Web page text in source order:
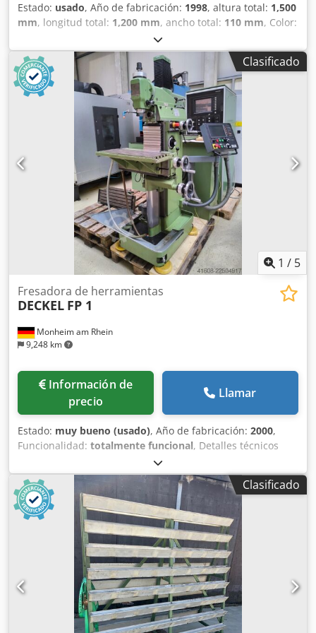
Estado: usado, Año de fabricación: 1998, altura total: 1,500
mm, longitud total: 1,200 mm, ancho total: 110 mm, Color:
Crema Peso en vacío: 750 kg Precio: Consultar - Año de
fabricación: 1998 - Documentación disponible: No -
Marcado CE: Sí - Certificado CE: No - Número de serie:
84915 - Control: Convencional - Dimensiones de
transporte: 1200 mm x 110 mm x 1500 mm (l x a x a) - Peso
de transporte [kg]: 750 kg - Unidades de embalaje de
transporte [uds.]: 1 Información financiera IVA: El precio
indicado no incluye el IVA IVA/régimen de recargo: IVA
deducible para empresas Dcodszry Ivopfx Alnjk Entrega y
aceptación de equipos usados disponibles en cualquier
momento para todos los productos del sector industrial
Lukas van Rossum
Clasificado
1 / 5
Monheim am Rhein
9,248 km
Fresadora de herramientas
DECKEL FP 1
Información de
precio
Llamar
Estado: muy bueno (usado), Año de fabricación: 2000,
Funcionalidad: totalmente funcional, Detalles técnicos
Recorrido en X: 300 mm Recorrido en Y: 160 mm Recorrido
en Z: 290 mm Superficie de la mesa: 600 x 210 mm
Portaherramientas: SK 40 Velocidades del husillo (16): 40 -
2000 rpm Avances continuos: 5 - 500 mm/min Avance
rápido: 1,2 m/min Accionamiento del husillo: 1,5 / 1,9 kW
Requisito total de potencia: 9,5 kVA Peso aproximado de la
máquina: 830 kg Dimensiones aproximadas: 2000 x 2200 x
1655 mm Dcodpfx Alszr Hrzsnek Información adicional: La
máquina está en muy buen estado y proviene de un taller
de formación. Equipamiento: * Control de posicionamiento
de 3 ejes con visualizador digital activo Heidenhain TNC
123 - Modo manual: operación manual y posicionamiento
Clasificado